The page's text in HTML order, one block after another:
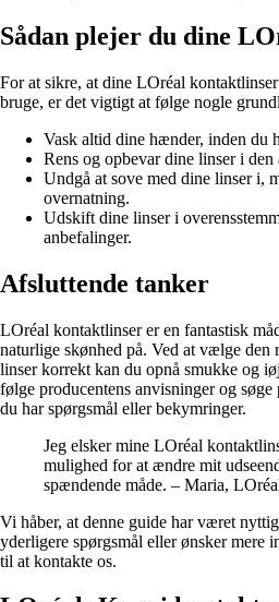
Sådan plejer du dine
For at sikre, at dine LOréal
bruge, er det vigtigt at følge nogle
Vask altid dine hænder, inden du
Rens og opbevar dine linser i
Undgå at sove med dine linser i,
overnatning.
Udskift dine linser i
anbefalinger.
Afsluttende tanker
LOréal kontaktlinser er en fantastisk
naturlige skønhed på. Ved at vælge den
linser korrekt kan du opnå smukke og
følge producentens anvisninger og
du har spørgsmål eller bekymringer.
Jeg elsker mine LOréal
mulighed for at ændre mit
spændende måde. – Maria,
Vi håber, at denne guide har været
yderligere spørgsmål eller ønsker mere
til at kontakte os.